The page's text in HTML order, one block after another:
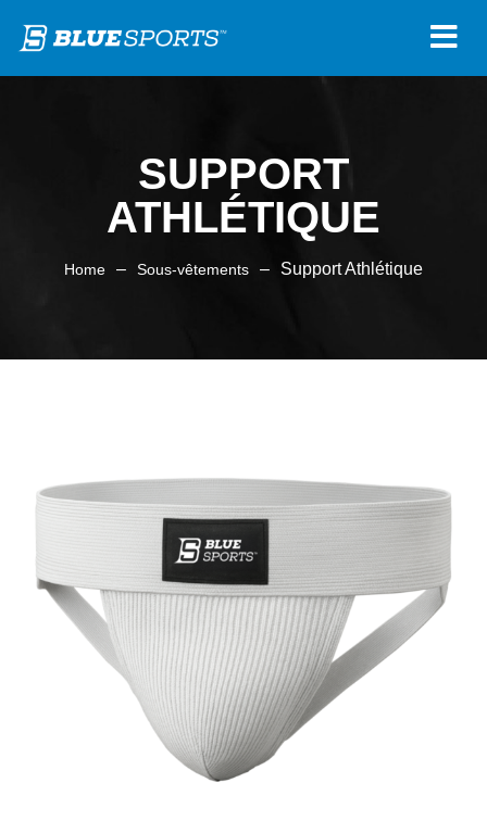
SUPPORT
ATHLÉTIQUE
Home – Sous-vêtements – Support Athlétique